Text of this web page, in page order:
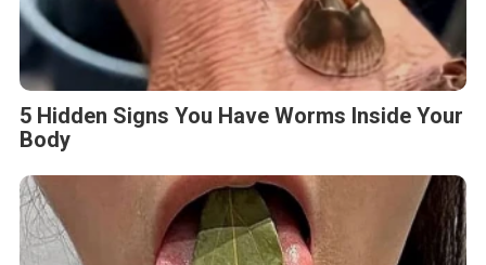
5 Hidden Signs You Have Worms Inside Your
Body